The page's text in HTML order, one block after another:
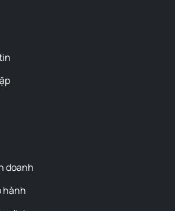
doanh
hành